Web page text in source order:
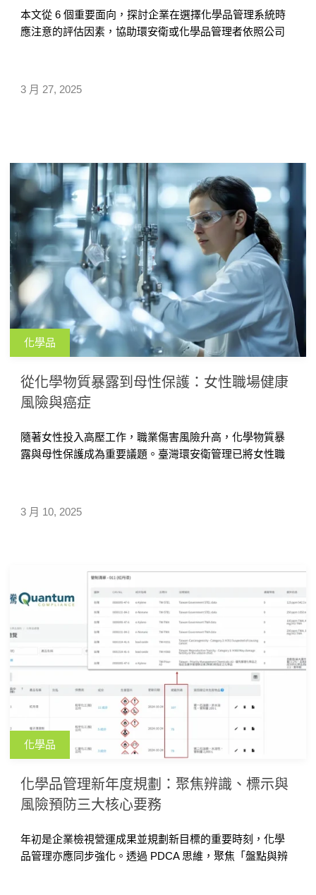
3 月 27, 2025
本文從 6 個重要面向，探討企業在選擇化學品管理系統時
應注意的評估因素，協助環安衛或化學品管理者依照公司
分了解自身需求而錯誤採購，導致後續管理上的困擾與額
化學品
從化學物質暴露到母性保護：女性職場健康
風險與癌症
3 月 10, 2025
隨著女性投入高壓工作，職業傷害風險升高，化學物質暴
露與母性保護成為重要議題。臺灣環安衛管理已將女性職
出預防與健康管理策略，提升女性勞動者職場安全。
化學品
化學品管理新年度規劃：聚焦辨識、標示與
風險預防三大核心要務
年初是企業檢視營運成果並規劃新目標的重要時刻，化學
品管理亦應同步強化。透過 PDCA 思維，聚焦「盤點與辨